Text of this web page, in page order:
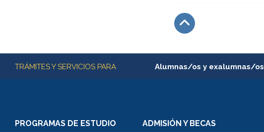
Más información
TRÁMITES Y SERVICIOS PARA Alumnas/os y exalumnas/os
PROGRAMAS DE ESTUDIO ADMISIÓN Y BECAS